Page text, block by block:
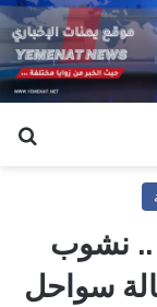
.. نشوب
سواحل